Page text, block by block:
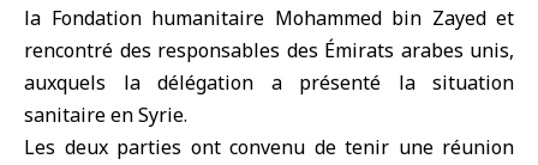
la Fondation humanitaire Mohammed bin Zayed et
rencontré des responsables des Émirats arabes unis,
auxquels la délégation a présenté la situation
sanitaire en Syrie.
Les deux parties ont convenu de tenir une réunion